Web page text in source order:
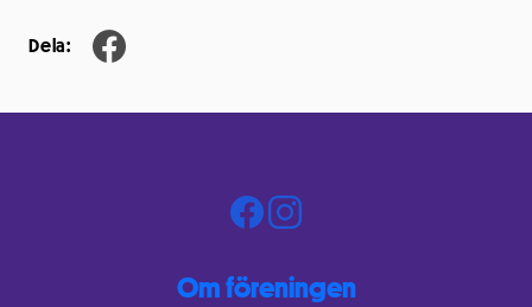
Dela:
Om föreningen